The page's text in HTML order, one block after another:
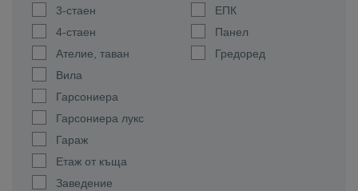
3-стаен
4-стаен
Ателие, таван
Вила
Гарсониера
Гарсониера лукс
Гараж
Етаж от къща
Заведение
ЕПК
Панел
Гредоред